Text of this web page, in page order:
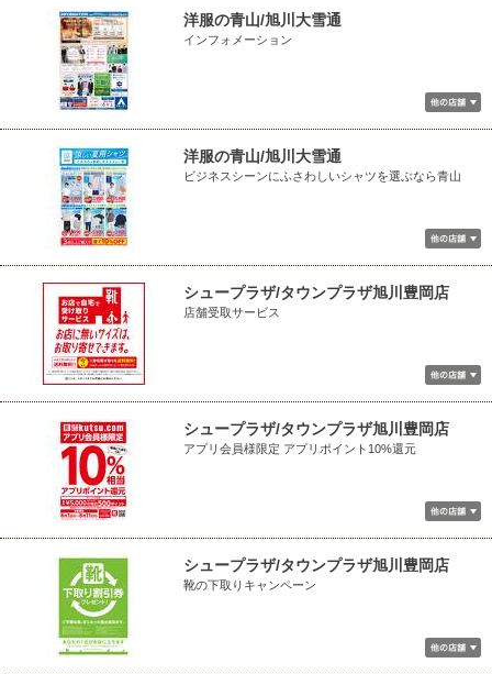
洋服の青山/旭川大雪通
インフォメーション
洋服の青山/旭川大雪通
ビジネスシーンにふさわしいシャツを選ぶなら青山
シュープラザ/タウンプラザ旭川豊岡店
店舗受取サービス
シュープラザ/タウンプラザ旭川豊岡店
アプリ会員様限定 アプリポイント10%還元
シュープラザ/タウンプラザ旭川豊岡店
靴の下取りキャンペーン